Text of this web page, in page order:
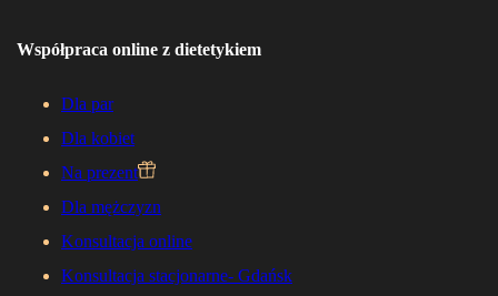
Współpraca online z dietetykiem
Dla par
Dla kobiet
Na prezent
Dla mężczyzn
Konsultacja online
Konsultacja stacjonarne- Gdańsk